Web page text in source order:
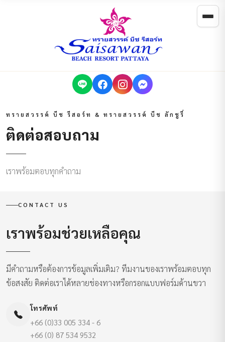
ทรายสวรรค์ บีช รีสอร์ท & ทรายสวรรค์ บีช ลักชูรี่
ติดต่อสอบถาม
เราพร้อมตอบทุกคำถาม
CONTACT US
เราพร้อมช่วยเหลือคุณ
มีคำถามหรือต้องการข้อมูลเพิ่มเติม? ทีมงานของเราพร้อมตอบทุก
ข้อสงสัย ติดต่อเราได้หลายช่องทางหรือกรอกแบบฟอร์มด้านขวา
โทรศัพท์
+66 (0)33 005 334 - 6
+66 (0) 87 534 9532